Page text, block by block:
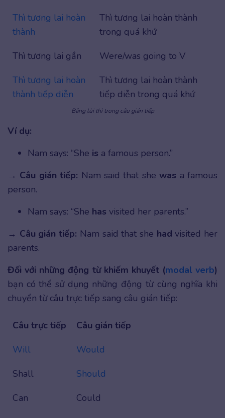
Thì tương lai hoàn
thành
Thì tương lai hoàn thành
trong quá khứ
Thì tương lai gần
Were/was going to V
Thì tương lai hoàn
thành tiếp diễn
Thì tương lai hoàn thành
tiếp diễn trong quá khứ
Bảng lùi thì trong câu gián tiếp
Ví dụ:
Nam says: “She is a famous person.”
→ Câu gián tiếp: Nam said that she was a famous
person.
Nam says: “She has visited her parents.”
→ Câu gián tiếp: Nam said that she had visited her
parents.
Đối với những động từ khiếm khuyết (modal verb)
bạn có thể sử dụng những động từ cùng nghĩa khi
chuyển từ câu trực tiếp sang câu gián tiếp:
Câu trực tiếp
Câu gián tiếp
Will
Would
Shall
Should
Can
Could